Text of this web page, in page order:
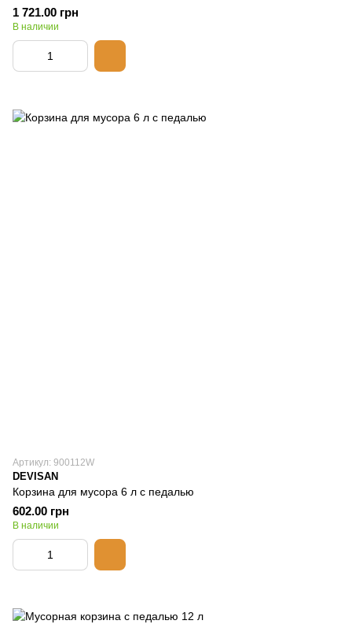
1 721.00 грн
В наличии
Артикул: 900112W
DEVISAN
Корзина для мусора 6 л с педалью
602.00 грн
В наличии